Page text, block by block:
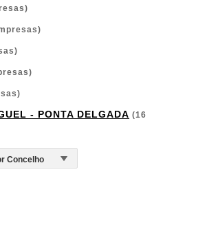
- PONTA DELGADA (16